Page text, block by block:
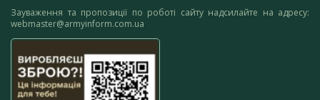
Зауваження та пропозиції по роботі сайту надсилайте на адресу:
webmaster@armyinform.com.ua